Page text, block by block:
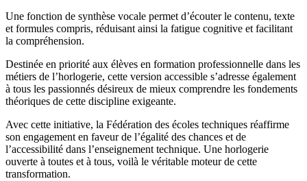
Une fonction de synthèse vocale permet d’écouter le contenu, texte
et formules compris, réduisant ainsi la fatigue cognitive et facilitant
la compréhension.
Destinée en priorité aux élèves en formation professionnelle dans les
métiers de l’horlogerie, cette version accessible s’adresse également
à tous les passionnés désireux de mieux comprendre les fondements
théoriques de cette discipline exigeante.
Avec cette initiative, la Fédération des écoles techniques réaffirme
son engagement en faveur de l’égalité des chances et de
l’accessibilité dans l’enseignement technique. Une horlogerie
ouverte à toutes et à tous, voilà le véritable moteur de cette
transformation.